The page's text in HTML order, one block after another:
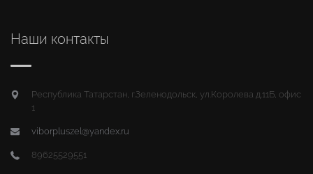
Наши контакты
Республика Татарстан, г.Зеленодольск, ул.Королева д.11Б, офис
1
viborpluszel@yandex.ru
89625529551